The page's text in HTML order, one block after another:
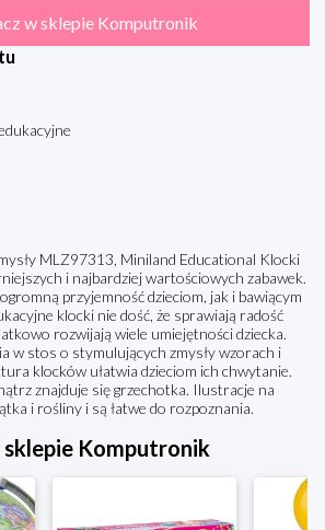
w sklepie Komputronik
MLZ97313, Miniland Educational Klocki
i najbardziej wartościowych zabawek.
przyjemność dzieciom, jak i bawiącym
klocki nie dość, że sprawiają radość
rozwijają wiele umiejętności dziecka.
w stos o stymulujących zmysły wzorach i
klocków ułatwia dzieciom ich chwytanie.
znajduje się grzechotka. Ilustracje na
i rośliny i są łatwe do rozpoznania.
Komputronik